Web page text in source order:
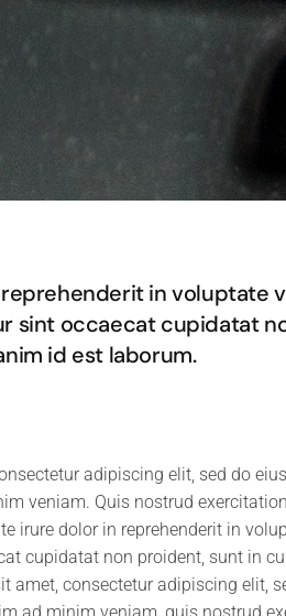
in voluptate
sint occaecat cupidatat
id est laborum.
adipiscing elit, sed do
veniam. Quis nostrud
irure dolor in reprehenderit in
cupidatat non proident, sunt in
amet, consectetur adipiscing elit,